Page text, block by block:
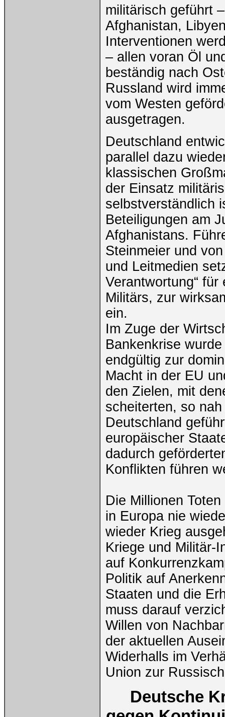
militärisch geführt
Afghanistan,
Interventionen
‒ allen voran Öl
beständig nach
Russland wird
vom Westen
ausgetragen.
Deutschland
parallel dazu
klassischen
der Einsatz
selbstverständlich
Beteiligungen am
Afghanistans.
Steinmeier und
und Leitmedien
Verantwortung“
Militärs, zur
ein.
Im Zuge der
Bankenkrise
endgültig zur
Macht in der EU
den Zielen, mit
scheiterten, so
Deutschland
europäischer
dadurch
Konflikten führen
Die Millionen
in Europa nie
wieder Krieg
Kriege und Militär-
auf
Politik auf
Staaten und die
muss darauf
Willen von
der aktuellen
Widerhalls im
Union zur
Deutsche